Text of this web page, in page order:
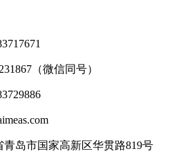
（微信同号）
岛市国家高新区华贯路819号